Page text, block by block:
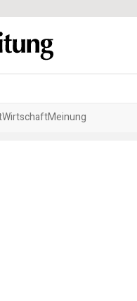
WirtschaftMeinung